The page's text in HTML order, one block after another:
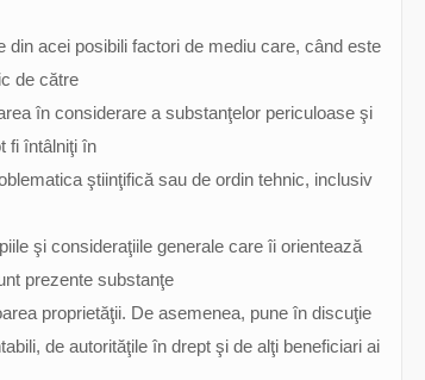
acei posibili factori de mediu care, când este
de către
în considerare a substanţelor periculoase şi
fi întâlniţi în
ştiinţifică sau de ordin tehnic, inclusiv
şi consideraţiile generale care îi orientează
prezente substanţe
proprietăţii. De asemenea, pune în discuţie
de autorităţile în drept şi de alţi beneficiari ai